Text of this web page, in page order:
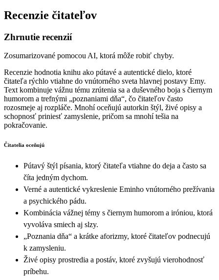
Recenzie čitateľov
Zhrnutie recenzií
Zosumarizované pomocou AI, ktorá môže robiť chyby.
Recenzie hodnotia knihu ako pútavé a autentické dielo, ktoré
čitateľa rýchlo vtiahne do vnútorného sveta hlavnej postavy Emy.
Text kombinuje vážnu tému zrútenia sa a duševného boja s čiernym
humorom a trefnými „poznaniami dňa“, čo čitateľov často
rozosmeje aj rozpláče. Mnohí oceňujú autorkin štýl, živé opisy a
schopnosť priniesť zamyslenie, pričom sa mnohí tešia na
pokračovanie.
Čitatelia oceňujú
Pútavý štýl písania, ktorý čitateľa vtiahne do deja a často sa
číta jedným dychom.
Verné a autentické vykreslenie Eminho vnútorného prežívania
a psychického pádu.
Kombinácia vážnej témy s čiernym humorom a iróniou, ktorá
vyvoláva smiech aj slzy.
„Poznania dňa“ a krátke aforizmy, ktoré čitateľov podnecujú
k zamysleniu.
Živé opisy prostredia a postáv, ktoré zvyšujú vierohodnosť
príbehu.